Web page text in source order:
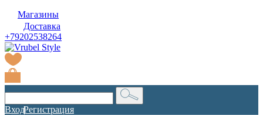
Магазины
Доставка
+79202538264
Вход|
Регистрация